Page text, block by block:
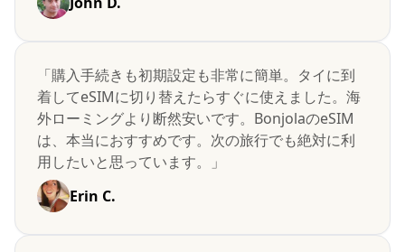
「購入手続きも初期設定も非常に簡単。タイに到
着してeSIMに切り替えたらすぐに使えました。海
外ローミングより断然安いです。BonjolaのeSIM
は、本当におすすめです。次の旅行でも絶対に利
用したいと思っています。」
Erin C.